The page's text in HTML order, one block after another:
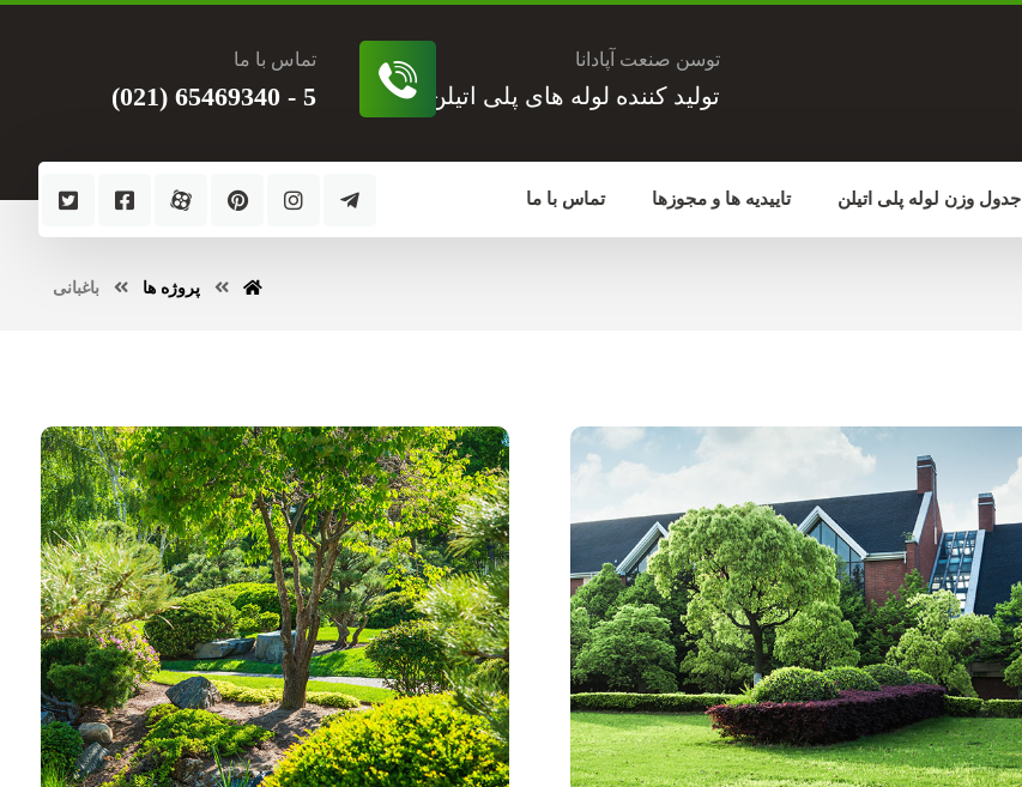
توسن صنعت آپادانا
تولید کننده لوله های پلی اتیلن
تماس با ما
5 - 65469340 (021)
جدول وزن لوله پلی اتیلن تاییدیه ها و مجوزها تماس با ما
پروژه ها باغبانی